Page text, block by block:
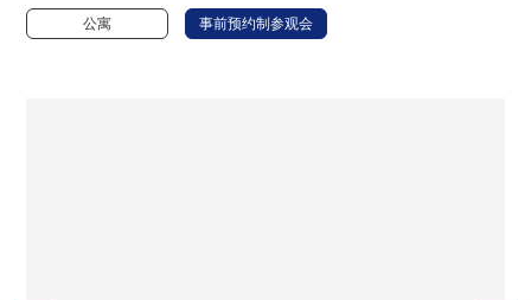
公寓 事前预约制参观会